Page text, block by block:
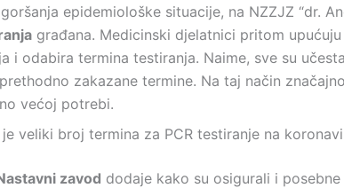
epidemiološke situacije, na NZZJZ “dr.
građana. Medicinski djelatnici pritom
i odabira termina testiranja. Naime, sve su
zakazane termine. Na taj način
većoj potrebi.
veliki broj termina za PCR testiranje na
zavod dodaje kako su osigurali i